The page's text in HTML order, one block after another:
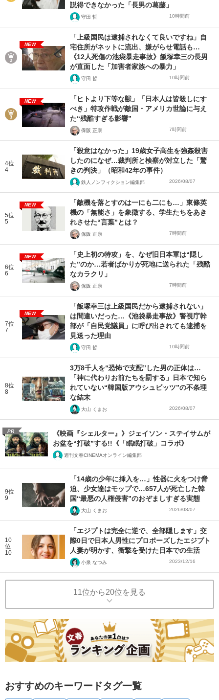
説得できなかった「長男の葛藤」
守田 哲 10時間前
NEW
「上級国民は逮捕されなくて良いですね」自
宅住所がネットに流出、嫌がらせ電話も…
《12人死傷の池袋暴走事故》飯塚幸三の長男
が直面した「加害者家族への暴力」
守田 哲 10時間前
NEW
「ヒトより下等な獣」「日本人は皆殺しにす
べき」特攻作戦が敵国・アメリカ世論に与え
た“残酷すぎる影響”
保阪 正康 7時間前
4位
4
「殺意はなかった」19歳女子高生を強姦殺害
したのになぜ…裁判所と検察が対立した「驚
きの判決」（昭和42年の事件）
鉄人ノンフィクション編集部 2026/08/07
5位
5
NEW
「敵機を落とすのは一にも二にも…」東條英
機の「無能さ」を象徴する、学生たちをあき
れさせた“言葉”とは？
保阪 正康 7時間前
6位
6
NEW
「史上初の特攻」を、なぜ旧日本軍は“隠し
た”のか…若者ばかりが死地に送られた「残酷
なカラクリ」
保阪 正康 7時間前
7位
7
NEW
「飯塚幸三は上級国民だから逮捕されない」
は間違いだった…《池袋暴走事故》警視庁幹
部が「自民党議員」に呼び出されても逮捕を
見送った理由
守田 哲 10時間前
8位
8
3万8千人を“恐怖で支配”した男の正体は…
「神に代わりお前たちを罰する」日本で知ら
れていない“韓国版アウシュビッツ”の不条理
な結末
大山 くまお 2026/08/07
PR
《映画『シェルター』》ジェイソン・ステイサムが
お盆を“打破”する!!《「眠眠打破」コラボ》
週刊文春CINEMAオンライン編集部
9位
9
「14歳の少年に挿入を…」性器に火をつけ脅
迫、少女達はモップで…657人が死亡した韓
国“最悪の人権侵害”のおぞましすぎる実態
大山 くまお 2026/08/07
10
位
10
「エジプトは完全に逆で、全部隠します」交
際0日で日本人男性にプロポーズしたエジプト
人妻が明かす、衝撃を受けた日本での生活
小泉 なつみ 2023/12/16
11位から20位を見る
おすすめのキーワードタグ一覧